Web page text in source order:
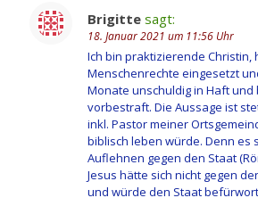
Brigitte sagt:
18. Januar 2021 um 11:56 Uhr
Ich bin praktizierende Christin,
Menschenrechte eingesetzt
Monate unschuldig in Haft und
vorbestraft. Die Aussage ist
inkl. Pastor meiner
biblisch leben würde. Denn es
Auflehnen gegen den Staat
Jesus hätte sich nicht gegen
und würde den Staat